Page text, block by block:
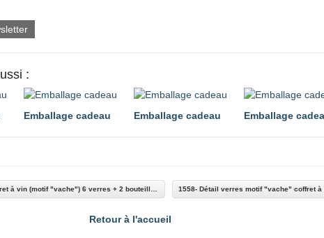
:
Emballage cadeau Emballage cadeau Emballage
Retour à l'accueil